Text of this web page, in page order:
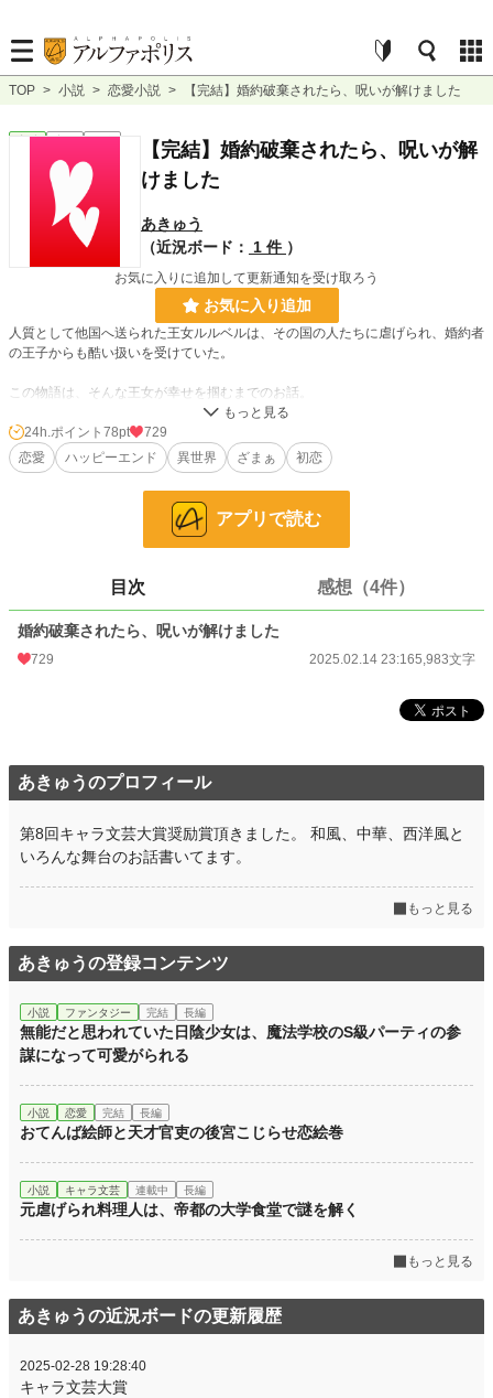
TOP > 小説 > 恋愛小説 > 【完結】婚約破棄されたら、呪いが解けました
恋愛 完結 短編
【完結】婚約破棄されたら、呪いが解
けました
あきゅう
（近況ボード：
1 件 ）
お気に入りに追加して更新通知を受け取ろう
お気に入り追加
人質として他国へ送られた王女ルルベルは、その国の人たちに虐げられ、婚約者
の王子からも酷い扱いを受けていた。
この物語は、そんな王女が幸せを掴むまでのお話。
小説 12,228 位 / 228,744 件
5,983
更新日時 2025.02.14 23:16
月間ポイント 3,879 pt (10,210 位)
年間ポイント 91,827 pt (6,418 位)
累計ポイント 134,685 pt (25,528 位)
24h.ポイント 78pt
729
恋愛
ハッピーエンド 異世界 ざまぁ 初恋
アプリで読む
目次 感想（4件）
婚約破棄されたら、呪いが解けました
729 2025.02.14 23:165,983文字
あきゅうのプロフィール
第8回キャラ文芸大賞奨励賞頂きました。 和風、中華、西洋風と
いろんな舞台のお話書いてます。
もっと見る
あきゅうの登録コンテンツ
小説 ファンタジー 完結 長編
無能だと思われていた日陰少女は、魔法学校のS級パーティの参
謀になって可愛がられる
小説 恋愛 完結 長編
おてんば絵師と天才官吏の後宮こじらせ恋絵巻
小説 キャラ文芸 連載中 長編
元虐げられ料理人は、帝都の大学食堂で謎を解く
もっと見る
あきゅうの近況ボードの更新履歴
2025-02-28 19:28:40
キャラ文芸大賞